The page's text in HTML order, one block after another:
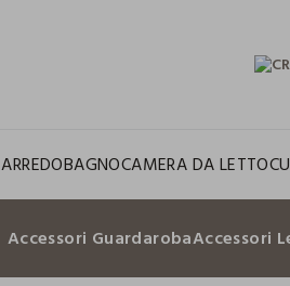
ARREDOBAGNOCAMERA DA LETTO
Accessori GuardarobaAccessori